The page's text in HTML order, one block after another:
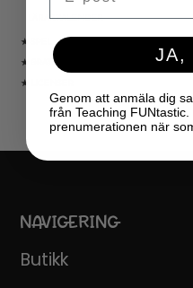
LÄRARKALENDER
★ SPEL
★ GRATIS
★ LICENSER
NAVIGERING
Butikk
JA,
Genom att anmäla dig
från Teaching
prenumerationen när